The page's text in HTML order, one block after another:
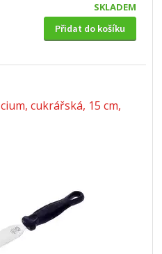
SKLADEM
Přidat do košíku
cukrářská, 15 cm,